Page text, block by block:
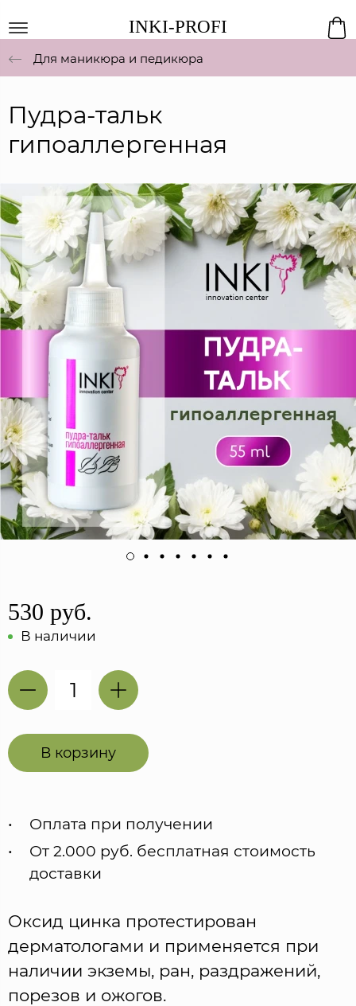
INKI-PROFI
Для маникюра и педикюра
Пудра-тальк
гипоаллергенная
530 руб.
В наличии
В корзину
Оплата при получении
От 2.000 руб. бесплатная стоимость
доставки
Оксид цинка протестирован
дерматологами и применяется при
наличии экземы, ран, раздражений,
порезов и ожогов.